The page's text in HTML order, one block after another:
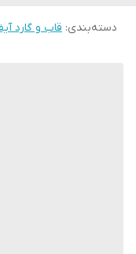
برای شما فراهم می کند.
دسته‌بندی: قاب و گارد